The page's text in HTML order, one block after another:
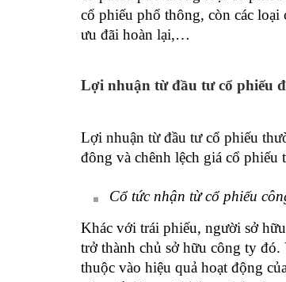
cổ phiếu phổ thông, còn các
ưu đãi hoàn lại,…
Lợi nhuận từ đầu tư cổ phiếu
Lợi nhuận từ đầu tư cổ phiếu
đông và chênh lệch giá cổ phiếu
Cổ tức nhận từ cổ phiếu
Khác với trái phiếu, người sở
trở thành chủ sở hữu công ty
thuộc vào hiệu quả hoạt động